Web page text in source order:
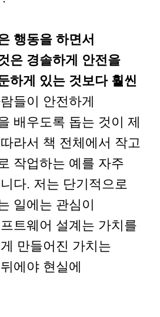
행동을 하면서
은 경솔하게 안전을
하게 있는 것보다 훨씬
들이 안전하게
배우도록 돕는 것이 제
라서 책 전체에서 작고
작업하는 예를 자주
다. 저는 단기적으로
일에는 관심이
트웨어 설계는 가치를
만들어진 가치는
에야 현실에